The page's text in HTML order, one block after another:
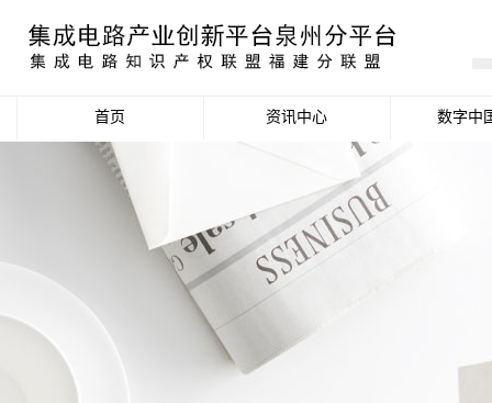
首页 资讯中心
政策信息
活动公告
数据统计分析
数字中